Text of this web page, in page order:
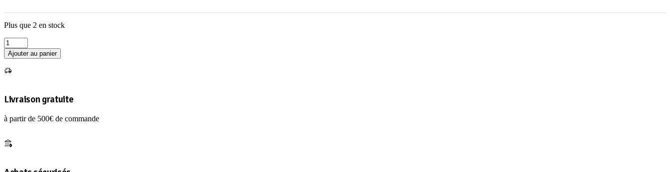
Plus que 2 en stock
quantité
de
NAVAL
NEIGE/GITANE
Ajouter au panier
Livraison gratuite
à partir de 500€ de commande